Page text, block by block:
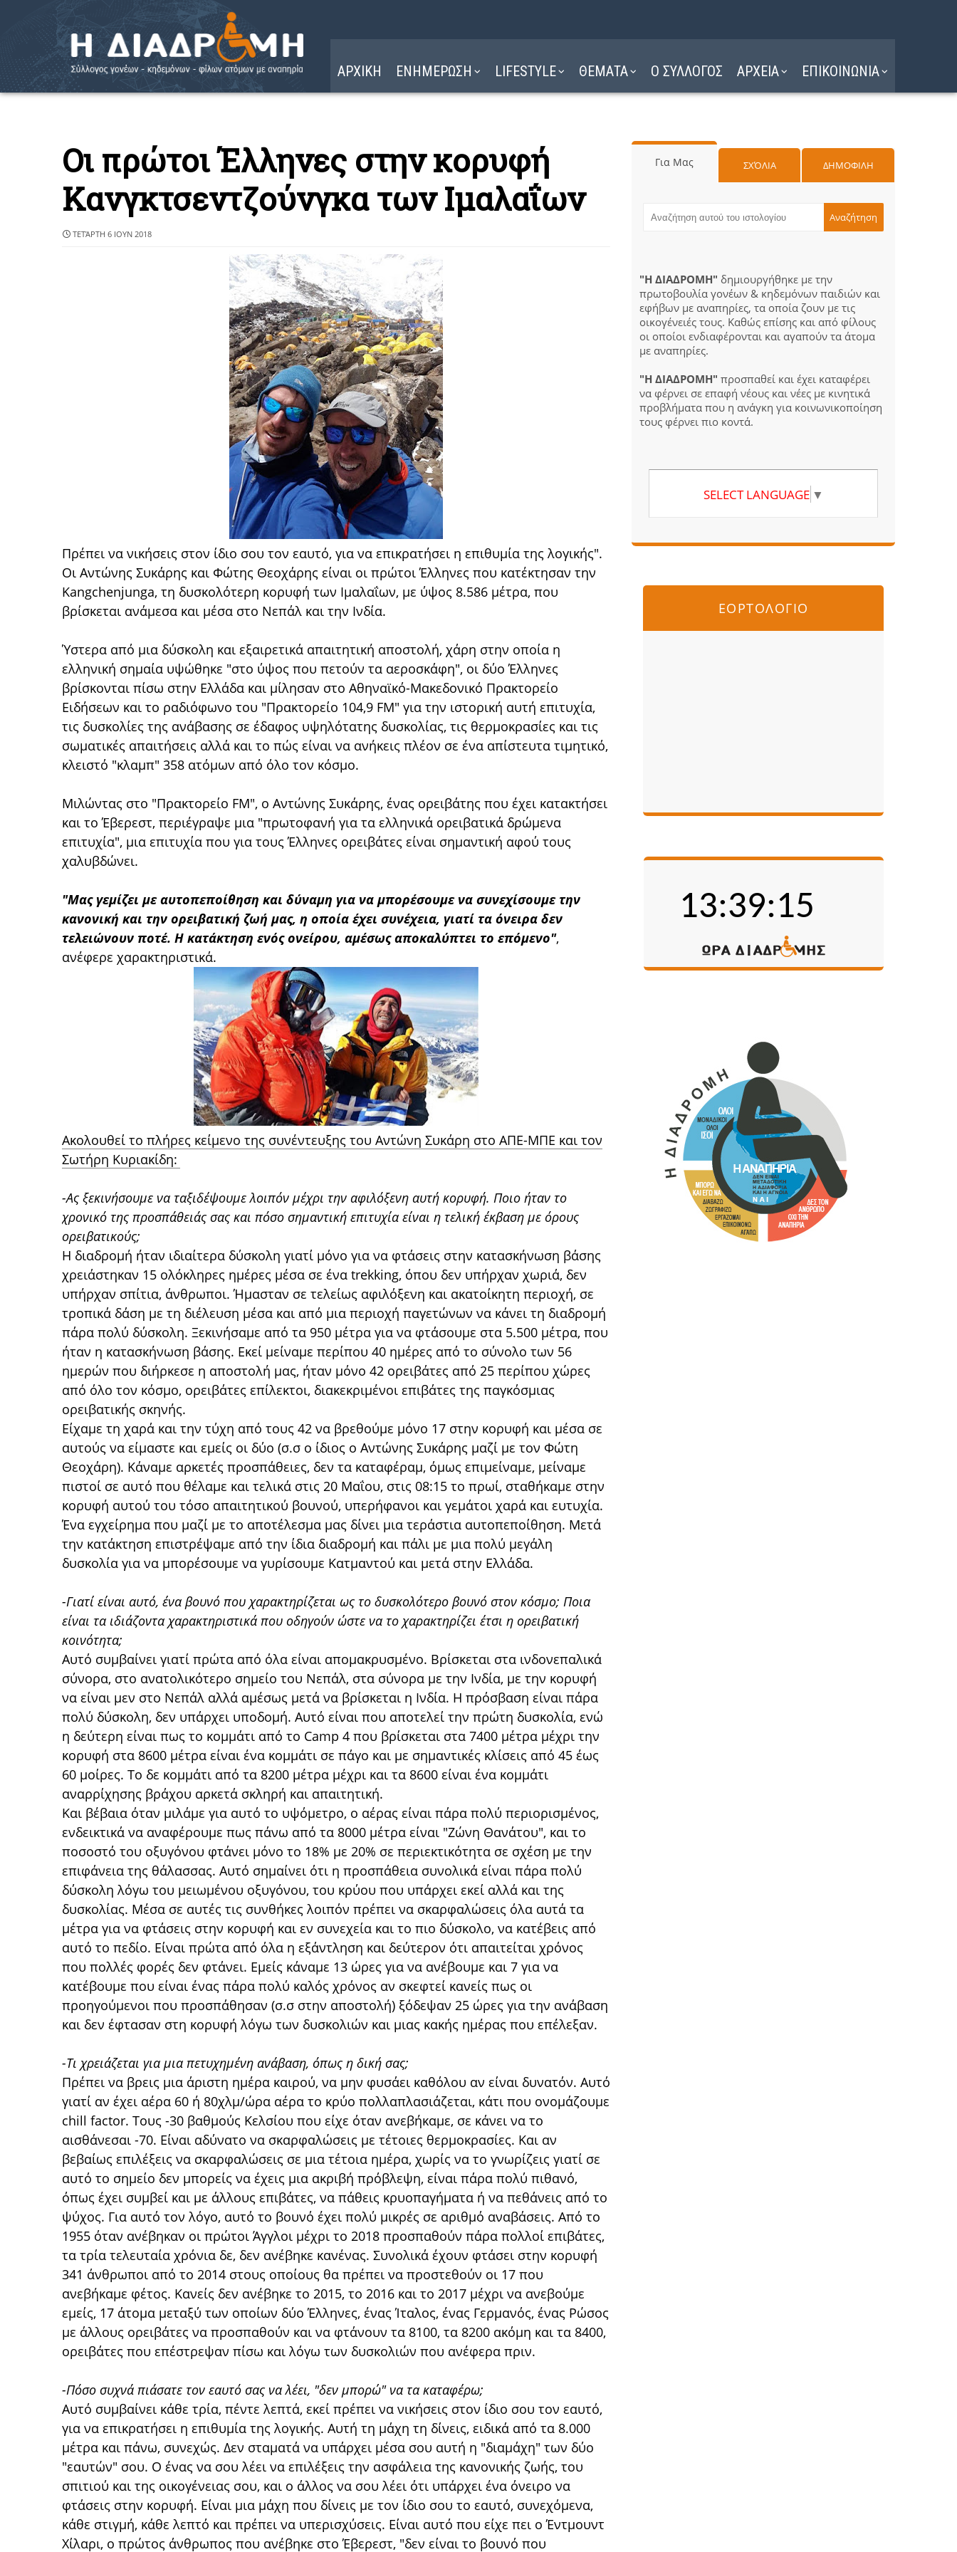
ΑΡΧΙΚΗ ΕΝΗΜΕΡΩΣΗ LIFESTYLE ΘΕΜΑΤΑ Ο ΣΥΛΛΟΓΟΣ ΑΡΧΕΙΑ ΕΠΙΚΟΙΝΩΝΙΑ
Οι πρώτοι Έλληνες στην κορυφή
Κανγκτσεντζούνγκα των Ιμαλαΐων
ΤΕΤΆΡΤΗ 6 ΙΟΥΝ 2018
Πρέπει να νικήσεις στον ίδιο σου τον εαυτό, για να επικρατήσει η επιθυμία της λογικής".
Οι Αντώνης Συκάρης και Φώτης Θεοχάρης είναι οι πρώτοι Έλληνες που κατέκτησαν την
Kangchenjunga, τη δυσκολότερη κορυφή των Ιμαλαΐων, με ύψος 8.586 μέτρα, που
βρίσκεται ανάμεσα και μέσα στο Νεπάλ και την Ινδία.
Ύστερα από μια δύσκολη και εξαιρετικά απαιτητική αποστολή, χάρη στην οποία η
ελληνική σημαία υψώθηκε "στο ύψος που πετούν τα αεροσκάφη", οι δύο Έλληνες
βρίσκονται πίσω στην Ελλάδα και μίλησαν στο Αθηναϊκό-Μακεδονικό Πρακτορείο
Ειδήσεων και το ραδιόφωνο του "Πρακτορείο 104,9 FM" για την ιστορική αυτή επιτυχία,
τις δυσκολίες της ανάβασης σε έδαφος υψηλότατης δυσκολίας, τις θερμοκρασίες και τις
σωματικές απαιτήσεις αλλά και το πώς είναι να ανήκεις πλέον σε ένα απίστευτα τιμητικό,
κλειστό "κλαμπ" 358 ατόμων από όλο τον κόσμο.
Μιλώντας στο "Πρακτορείο FM", ο Αντώνης Συκάρης, ένας ορειβάτης που έχει κατακτήσει
και το Έβερεστ, περιέγραψε μια "πρωτοφανή για τα ελληνικά ορειβατικά δρώμενα
επιτυχία", μια επιτυχία που για τους Έλληνες ορειβάτες είναι σημαντική αφού τους
χαλυβδώνει.
"Μας γεμίζει με αυτοπεποίθηση και δύναμη για να μπορέσουμε να συνεχίσουμε την
κανονική και την ορειβατική ζωή μας, η οποία έχει συνέχεια, γιατί τα όνειρα δεν
τελειώνουν ποτέ. Η κατάκτηση ενός ονείρου, αμέσως αποκαλύπτει το επόμενο",
ανέφερε χαρακτηριστικά.
Ακολουθεί το πλήρες κείμενο της συνέντευξης του Αντώνη Συκάρη στο ΑΠΕ-ΜΠΕ και τον
Σωτήρη Κυριακίδη:
-Ας ξεκινήσουμε να ταξιδέψουμε λοιπόν μέχρι την αφιλόξενη αυτή κορυφή. Ποιο ήταν το
χρονικό της προσπάθειάς σας και πόσο σημαντική επιτυχία είναι η τελική έκβαση με όρους
ορειβατικούς;
Η διαδρομή ήταν ιδιαίτερα δύσκολη γιατί μόνο για να φτάσεις στην κατασκήνωση βάσης
χρειάστηκαν 15 ολόκληρες ημέρες μέσα σε ένα trekking, όπου δεν υπήρχαν χωριά, δεν
υπήρχαν σπίτια, άνθρωποι. Ήμασταν σε τελείως αφιλόξενη και ακατοίκητη περιοχή, σε
τροπικά δάση με τη διέλευση μέσα και από μια περιοχή παγετώνων να κάνει τη διαδρομή
πάρα πολύ δύσκολη. Ξεκινήσαμε από τα 950 μέτρα για να φτάσουμε στα 5.500 μέτρα, που
ήταν η κατασκήνωση βάσης. Εκεί μείναμε περίπου 40 ημέρες από το σύνολο των 56
ημερών που διήρκεσε η αποστολή μας, ήταν μόνο 42 ορειβάτες από 25 περίπου χώρες
από όλο τον κόσμο, ορειβάτες επίλεκτοι, διακεκριμένοι επιβάτες της παγκόσμιας
ορειβατικής σκηνής.
Είχαμε τη χαρά και την τύχη από τους 42 να βρεθούμε μόνο 17 στην κορυφή και μέσα σε
αυτούς να είμαστε και εμείς οι δύο (σ.σ ο ίδιος ο Αντώνης Συκάρης μαζί με τον Φώτη
Θεοχάρη). Κάναμε αρκετές προσπάθειες, δεν τα καταφέραμ, όμως επιμείναμε, μείναμε
πιστοί σε αυτό που θέλαμε και τελικά στις 20 Μαΐου, στις 08:15 το πρωί, σταθήκαμε στην
κορυφή αυτού του τόσο απαιτητικού βουνού, υπερήφανοι και γεμάτοι χαρά και ευτυχία.
Ένα εγχείρημα που μαζί με το αποτέλεσμα μας δίνει μια τεράστια αυτοπεποίθηση. Μετά
την κατάκτηση επιστρέψαμε από την ίδια διαδρομή και πάλι με μια πολύ μεγάλη
δυσκολία για να μπορέσουμε να γυρίσουμε Κατμαντού και μετά στην Ελλάδα.
-Γιατί είναι αυτό, ένα βουνό που χαρακτηρίζεται ως το δυσκολότερο βουνό στον κόσμο; Ποια
είναι τα ιδιάζοντα χαρακτηριστικά που οδηγούν ώστε να το χαρακτηρίζει έτσι η ορειβατική
κοινότητα;
Αυτό συμβαίνει γιατί πρώτα από όλα είναι απομακρυσμένο. Βρίσκεται στα ινδονεπαλικά
σύνορα, στο ανατολικότερο σημείο του Νεπάλ, στα σύνορα με την Ινδία, με την κορυφή
να είναι μεν στο Νεπάλ αλλά αμέσως μετά να βρίσκεται η Ινδία. Η πρόσβαση είναι πάρα
πολύ δύσκολη, δεν υπάρχει υποδομή. Αυτό είναι που αποτελεί την πρώτη δυσκολία, ενώ
η δεύτερη είναι πως το κομμάτι από το Camp 4 που βρίσκεται στα 7400 μέτρα μέχρι την
κορυφή στα 8600 μέτρα είναι ένα κομμάτι σε πάγο και με σημαντικές κλίσεις από 45 έως
60 μοίρες. Το δε κομμάτι από τα 8200 μέτρα μέχρι και τα 8600 είναι ένα κομμάτι
αναρρίχησης βράχου αρκετά σκληρή και απαιτητική.
Και βέβαια όταν μιλάμε για αυτό το υψόμετρο, ο αέρας είναι πάρα πολύ περιορισμένος,
ενδεικτικά να αναφέρουμε πως πάνω από τα 8000 μέτρα είναι "Ζώνη Θανάτου", και το
ποσοστό του οξυγόνου φτάνει μόνο το 18% με 20% σε περιεκτικότητα σε σχέση με την
επιφάνεια της θάλασσας. Αυτό σημαίνει ότι η προσπάθεια συνολικά είναι πάρα πολύ
δύσκολη λόγω του μειωμένου οξυγόνου, του κρύου που υπάρχει εκεί αλλά και της
δυσκολίας. Μέσα σε αυτές τις συνθήκες λοιπόν πρέπει να σκαρφαλώσεις όλα αυτά τα
μέτρα για να φτάσεις στην κορυφή και εν συνεχεία και το πιο δύσκολο, να κατέβεις από
αυτό το πεδίο. Είναι πρώτα από όλα η εξάντληση και δεύτερον ότι απαιτείται χρόνος
που πολλές φορές δεν φτάνει. Εμείς κάναμε 13 ώρες για να ανέβουμε και 7 για να
κατέβουμε που είναι ένας πάρα πολύ καλός χρόνος αν σκεφτεί κανείς πως οι
προηγούμενοι που προσπάθησαν (σ.σ στην αποστολή) ξόδεψαν 25 ώρες για την ανάβαση
και δεν έφτασαν στη κορυφή λόγω των δυσκολιών και μιας κακής ημέρας που επέλεξαν.
-Τι χρειάζεται για μια πετυχημένη ανάβαση, όπως η δική σας;
Πρέπει να βρεις μια άριστη ημέρα καιρού, να μην φυσάει καθόλου αν είναι δυνατόν. Αυτό
γιατί αν έχει αέρα 60 ή 80χλμ/ώρα αέρα το κρύο πολλαπλασιάζεται, κάτι που ονομάζουμε
chill factor. Τους -30 βαθμούς Κελσίου που είχε όταν ανεβήκαμε, σε κάνει να το
αισθάνεσαι -70. Είναι αδύνατο να σκαρφαλώσεις με τέτοιες θερμοκρασίες. Και αν
βεβαίως επιλέξεις να σκαρφαλώσεις σε μια τέτοια ημέρα, χωρίς να το γνωρίζεις γιατί σε
αυτό το σημείο δεν μπορείς να έχεις μια ακριβή πρόβλεψη, είναι πάρα πολύ πιθανό,
όπως έχει συμβεί και με άλλους επιβάτες, να πάθεις κρυοπαγήματα ή να πεθάνεις από το
ψύχος. Για αυτό τον λόγο, αυτό το βουνό έχει πολύ μικρές σε αριθμό αναβάσεις. Από το
1955 όταν ανέβηκαν οι πρώτοι Άγγλοι μέχρι το 2018 προσπαθούν πάρα πολλοί επιβάτες,
τα τρία τελευταία χρόνια δε, δεν ανέβηκε κανένας. Συνολικά έχουν φτάσει στην κορυφή
341 άνθρωποι από το 2014 στους οποίους θα πρέπει να προστεθούν οι 17 που
ανεβήκαμε φέτος. Κανείς δεν ανέβηκε το 2015, το 2016 και το 2017 μέχρι να ανεβούμε
εμείς, 17 άτομα μεταξύ των οποίων δύο Έλληνες, ένας Ίταλος, ένας Γερμανός, ένας Ρώσος
με άλλους ορειβάτες να προσπαθούν και να φτάνουν τα 8100, τα 8200 ακόμη και τα 8400,
ορειβάτες που επέστρεψαν πίσω και λόγω των δυσκολιών που ανέφερα πριν.
-Πόσο συχνά πιάσατε τον εαυτό σας να λέει, "δεν μπορώ" να τα καταφέρω;
Αυτό συμβαίνει κάθε τρία, πέντε λεπτά, εκεί πρέπει να νικήσεις στον ίδιο σου τον εαυτό,
για να επικρατήσει η επιθυμία της λογικής. Αυτή τη μάχη τη δίνεις, ειδικά από τα 8.000
μέτρα και πάνω, συνεχώς. Δεν σταματά να υπάρχει μέσα σου αυτή η "διαμάχη" των δύο
"εαυτών" σου. Ο ένας να σου λέει να επιλέξεις την ασφάλεια της κανονικής ζωής, του
σπιτιού και της οικογένειας σου, και ο άλλος να σου λέει ότι υπάρχει ένα όνειρο να
φτάσεις στην κορυφή. Είναι μια μάχη που δίνεις με τον ίδιο σου το εαυτό, συνεχόμενα,
κάθε στιγμή, κάθε λεπτό και πρέπει να υπερισχύσεις. Είναι αυτό που είχε πει ο Έντμουντ
Χίλαρι, ο πρώτος άνθρωπος που ανέβηκε στο Έβερεστ, "δεν είναι το βουνό που
Για Μας ΣΧΌΛΙΑ ΔΗΜΟΦΙΛΗ
"Η ΔΙΑΔΡΟΜΗ" δημιουργήθηκε με την
πρωτοβουλία γονέων & κηδεμόνων παιδιών και
εφήβων με αναπηρίες, τα οποία ζουν με τις
οικογένειές τους. Καθώς επίσης και από φίλους
οι οποίοι ενδιαφέρονται και αγαπούν τα άτομα
με αναπηρίες.
"Η ΔΙΑΔΡΟΜΗ" προσπαθεί και έχει καταφέρει
να φέρνει σε επαφή νέους και νέες με κινητικά
προβλήματα που η ανάγκη για κοινωνικοποίηση
τους φέρνει πιο κοντά.
SELECT LANGUAGE ▼
ΕΟΡΤΟΛΟΓΙΟ